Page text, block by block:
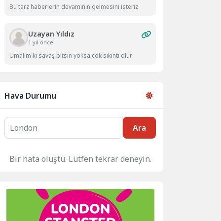
Bu tarz haberlerin devamının gelmesini isteriz
Uzayan Yıldız
1 yıl önce
Umalım ki savaş bitsin yoksa çok sıkıntı olur
Hava Durumu
Ara
Bir hata oluştu. Lütfen tekrar deneyin.